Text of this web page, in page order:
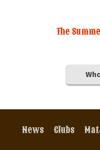
The
News Clubs